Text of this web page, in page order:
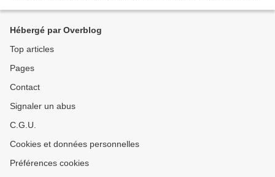
Hébergé par Overblog
Top articles
Pages
Contact
Signaler un abus
C.G.U.
Cookies et données personnelles
Préférences cookies